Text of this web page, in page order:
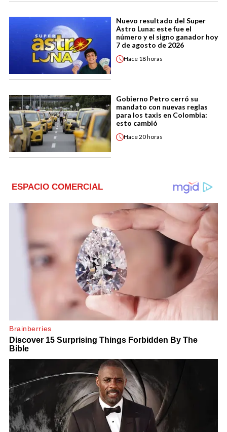
Nuevo resultado del Super
Astro Luna: este fue el
número y el signo ganador hoy
7 de agosto de 2026
Hace 18 horas
Gobierno Petro cerró su
mandato con nuevas reglas
para los taxis en Colombia:
esto cambió
Hace20 horas